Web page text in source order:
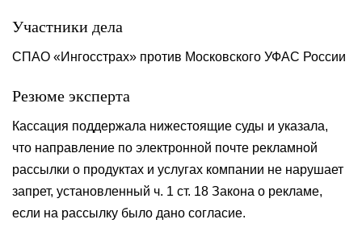
Участники дела
СПАО «Ингосстрах» против Московского УФАС России
Резюме эксперта
Кассация поддержала нижестоящие суды и указала,
что направление по электронной почте рекламной
рассылки о продуктах и услугах компании не нарушает
запрет, установленный ч. 1 ст. 18 Закона о рекламе,
если на рассылку было дано согласие.